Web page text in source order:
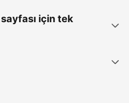
için tek